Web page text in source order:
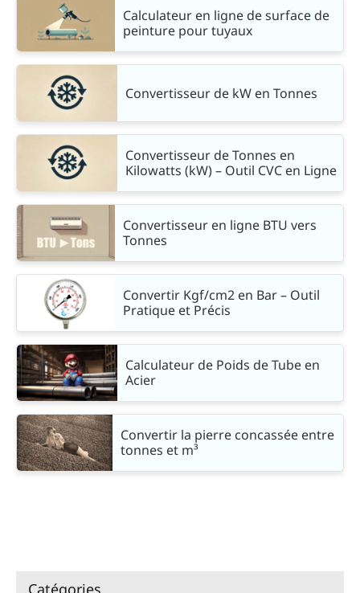
Calculateur en ligne de surface de
peinture pour tuyaux
Convertisseur de kW en Tonnes
Convertisseur de Tonnes en
Kilowatts (kW) – Outil CVC en Ligne
Convertisseur en ligne BTU vers
Tonnes
Convertir Kgf/cm2 en Bar – Outil
Pratique et Précis
Calculateur de Poids de Tube en
Acier
Convertir la pierre concassée entre
tonnes et m³
Catégories